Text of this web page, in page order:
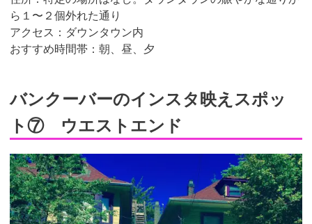
ら１〜２個外れた通り
アクセス：ダウンタウン内
おすすめ時間帯：朝、昼、夕
バンクーバーのインスタ映えスポッ
ト⑦ ウエストエンド